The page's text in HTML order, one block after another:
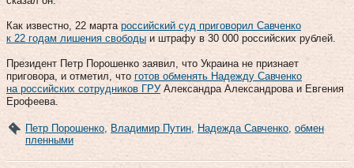
Как известно, 22 марта российский суд приговорил Савченко
к 22 годам лишения свободы и штрафу в 30 000 российских рублей.
Президент Петр Порошенко заявил, что Украина не признает
приговора, и отметил, что готов обменять Надежду Савченко
на российских сотрудников ГРУАлександра Александрова и Евгения
Ерофеева.
Петр Порошенко Владимир Путин Надежда Савченко обмен
пленными